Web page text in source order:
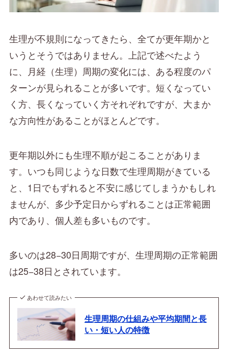
生理が不規則になってきたら、全てが更年期かと
いうとそうではありません。上記で述べたよう
に、月経（生理）周期の変化には、ある程度のパ
ターンが見られることが多いです。短くなってい
く方、長くなっていく方それぞれですが、大まか
な方向性があることがほとんどです。
更年期以外にも生理不順が起こることがありま
す。いつも同じような日数で生理周期がきている
と、1日でもずれると不安に感じてしまうかもしれ
ませんが、多少予定日からずれることは正常範囲
内であり、個人差も多いものです。
多いのは28−30日周期ですが、生理周期の正常範囲
は25−38日とされています。
あわせて読みたい
生理周期の仕組みや平均期間と長
い・短い人の特徴